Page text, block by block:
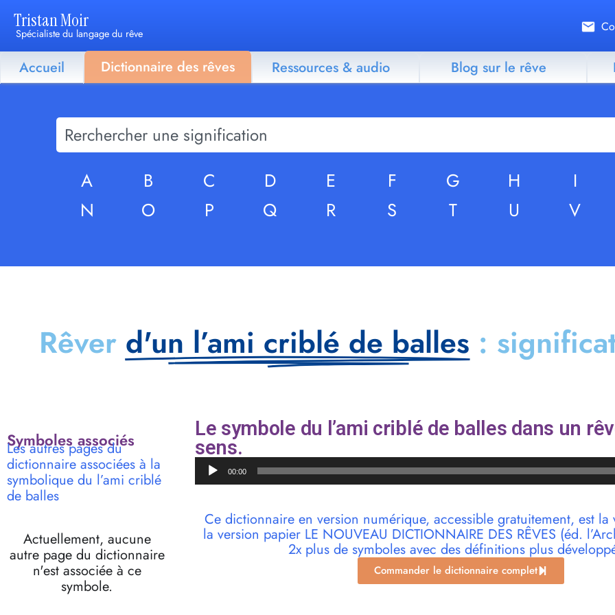
Tristan Moir
Spécialiste du langage du rêve
Accueil Dictionnaire des rêves Ressources & audio Blog sur le rêve
A B C D E F G H I
N
O P Q R S T U V
Rêver d'un l’ami criblé de balles :
Symboles associés
Les autres pages du
dictionnaire associées à la
symbolique du l’ami criblé
de balles
Actuellement, aucune
autre page du dictionnaire
n'est associée à ce
symbole.
Le symbole du l’ami criblé de balles dans un
sens.
Lecteur
audio00:00
Ce dictionnaire en version numérique, accessible gratuitement, est
la version papier LE NOUVEAU DICTIONNAIRE DES RÊVES (éd.
2x plus de symboles avec des définitions plus
Commander le dictionnaire complet